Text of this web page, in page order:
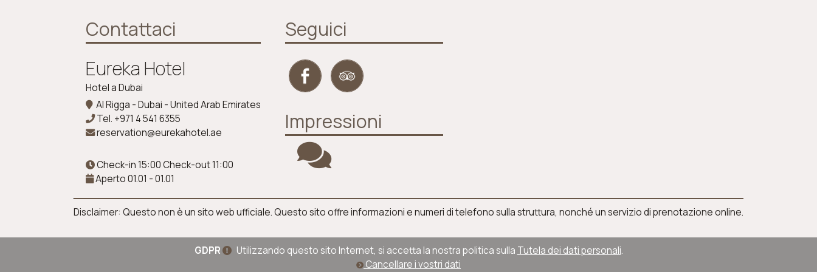
Contattaci
Eureka Hotel
Hotel a Dubai
Al Rigga - Dubai - United Arab Emirates
Tel. +971 4 541 6355
reservation@eurekahotel.ae
Check-in 15:00 Check-out 11:00
Aperto 01.01 - 01.01
Seguici
Impressioni
Disclaimer: Questo non è un sito web ufficiale. Questo sito offre informazioni e numeri di telefono sulla struttura, nonché un servizio di prenotazione online.
GDPR Utilizzando questo sito Internet, si accetta la nostra politica sulla Tutela dei dati personali.
Cancellare i vostri dati